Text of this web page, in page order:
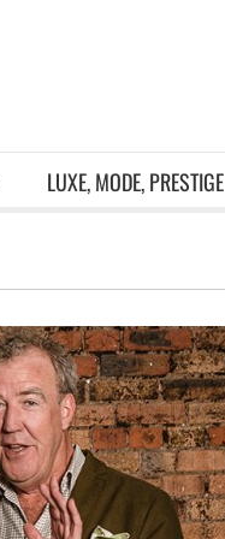
LUXE, MODE, PRESTIGE